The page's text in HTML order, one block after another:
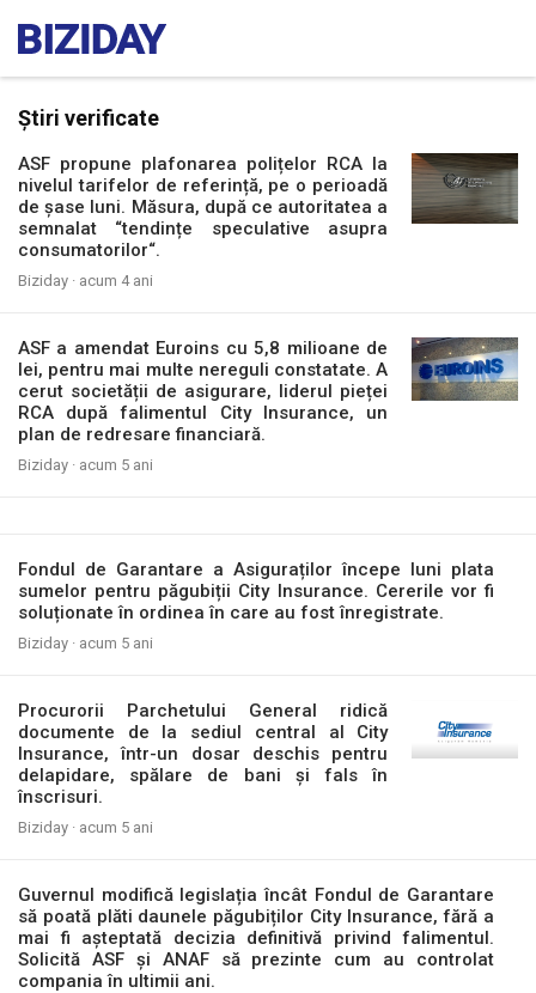
Știri verificate
ASF propune plafonarea polițelor RCA la
nivelul tarifelor de referință, pe o perioadă
de șase luni. Măsura, după ce autoritatea a
semnalat “tendințe speculative asupra
consumatorilor“.
Biziday · acum 4 ani
ASF a amendat Euroins cu 5,8 milioane de
lei, pentru mai multe nereguli constatate. A
cerut societății de asigurare, liderul pieței
RCA după falimentul City Insurance, un
plan de redresare financiară.
Biziday · acum 5 ani
Fondul de Garantare a Asiguraților începe luni plata
sumelor pentru păgubiții City Insurance. Cererile vor fi
soluționate în ordinea în care au fost înregistrate.
Biziday · acum 5 ani
Procurorii Parchetului General ridică
documente de la sediul central al City
Insurance, într-un dosar deschis pentru
delapidare, spălare de bani și fals în
înscrisuri.
Biziday · acum 5 ani
Guvernul modifică legislația încât Fondul de Garantare
să poată plăti daunele păgubiților City Insurance, fără a
mai fi așteptată decizia definitivă privind falimentul.
Solicită ASF și ANAF să prezinte cum au controlat
compania în ultimii ani.